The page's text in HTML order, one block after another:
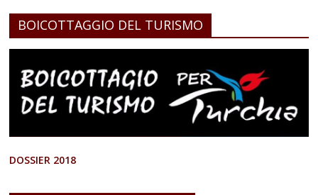
BOICOTTAGGIO DEL TURISMO
DOSSIER 2018